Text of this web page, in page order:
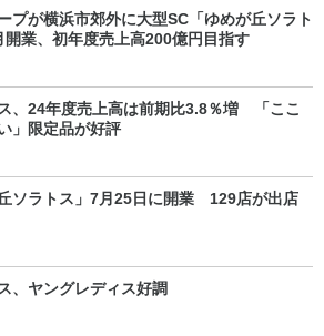
プが横浜市郊外に大型SC「ゆめが丘ソラト
業、初年度売上高200億円目指す
、24年度売上高は前期比3.8％増 「ここ
」限定品が好評
丘ソラトス」7月25日に開業 129店が出店
、ヤングレディス好調